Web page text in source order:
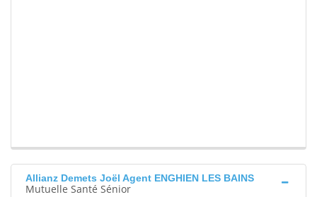
Allianz Demets Joël Agent ENGHIEN LES BAINS
Mutuelle Santé Sénior